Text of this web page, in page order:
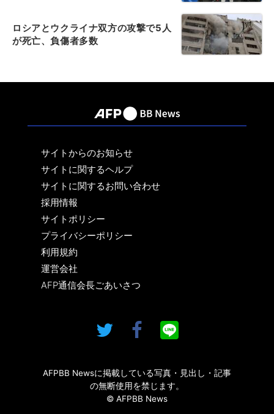
ロシアとウクライナ双方の攻撃で5人
が死亡、負傷者多数
サイトからのお知らせ
サイトに関するヘルプ
サイトに関するお問い合わせ
採用情報
サイトポリシー
プライバシーポリシー
利用規約
運営会社
AFP通信会長ごあいさつ
AFPBB Newsに掲載している写真・見出し・記事
の無断使用を禁じます。
© AFPBB News